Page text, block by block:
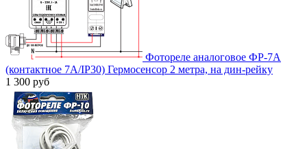
Фотореле аналоговое ФР-7А
(контактное 7А/IP30) Гермосенсор 2 метра, на дин-рейку
1 300 руб